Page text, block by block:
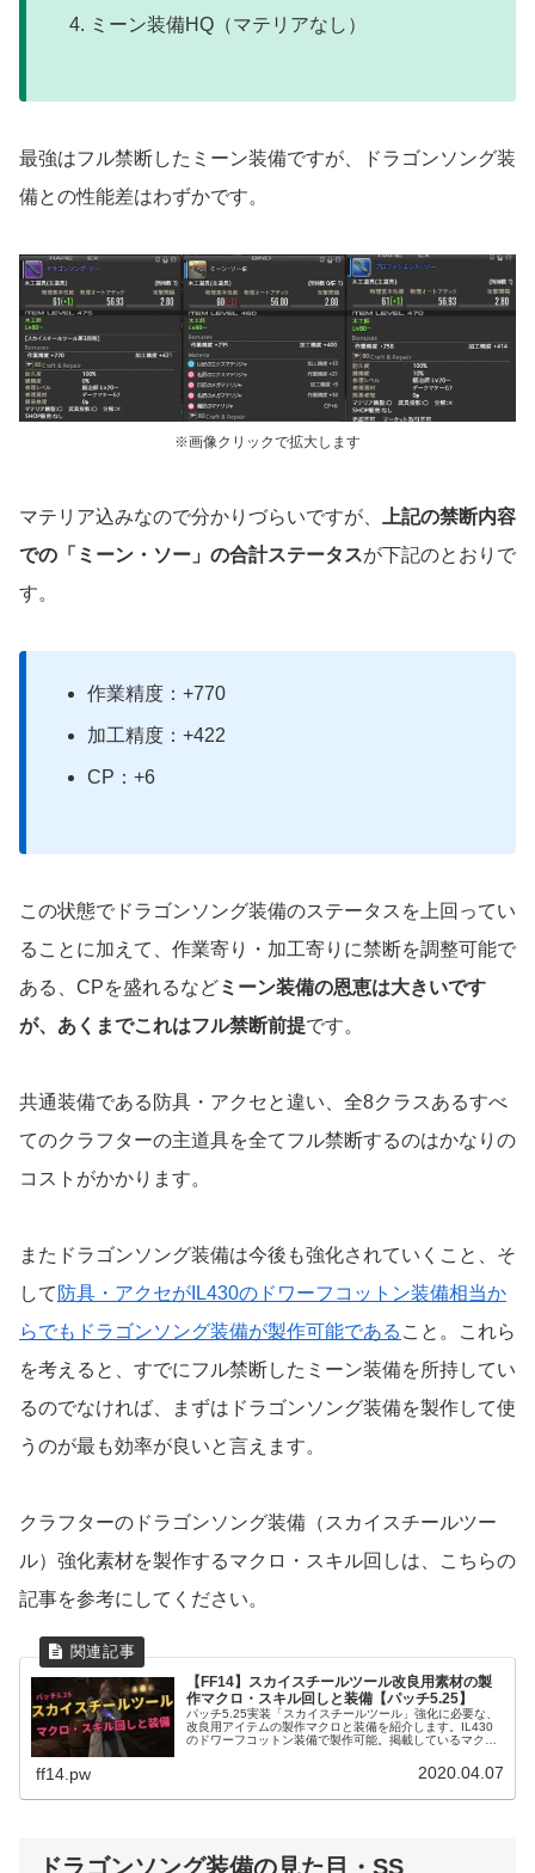
ミーン装備HQ（マテリアなし）
最強はフル禁断したミーン装備ですが、ドラゴンソング装
備との性能差はわずかです。
※画像クリックで拡大します
マテリア込みなので分かりづらいですが、 上記の禁断内容
での「ミーン・ソー」の合計ステータスが下記のとおりで
す。
作業精度：+770
加工精度：+422
CP：+6
この状態でドラゴンソング装備のステータスを上回ってい
ることに加えて、作業寄り・加工寄りに禁断を調整可能で
ある、CPを盛れるなどミーン装備の恩恵は大きいです
が、あくまでこれはフル禁断前提です。
共通装備である防具・アクセと違い、全8クラスあるすべ
てのクラフターの主道具を全てフル禁断するのはかなりの
コストがかかります。
またドラゴンソング装備は今後も強化されていくこと、そ
して 防具・アクセがIL430のドワーフコットン装備相当か
らでもドラゴンソング装備が製作可能である こと。これら
を考えると、すでにフル禁断したミーン装備を所持してい
るのでなければ、まずはドラゴンソング装備を製作して使
うのが最も効率が良いと言えます。
クラフターのドラゴンソング装備（スカイスチールツー
ル）強化素材を製作するマクロ・スキル回しは、こちらの
記事を参考にしてください。
【FF14】スカイスチールツール改良用素材の製
作マクロ・スキル回しと装備【パッチ5.25】
パッチ5.25実装「スカイスチールツール」強化に必要な、
改良用アイテムの製作マクロと装備を紹介します。IL430
のドワーフコットン装備で製作可能。掲載しているマク
ff14.pw 2020.04.07
ドラゴンソング装備の見た目・SS